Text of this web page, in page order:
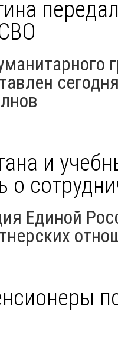
и
о
Единой